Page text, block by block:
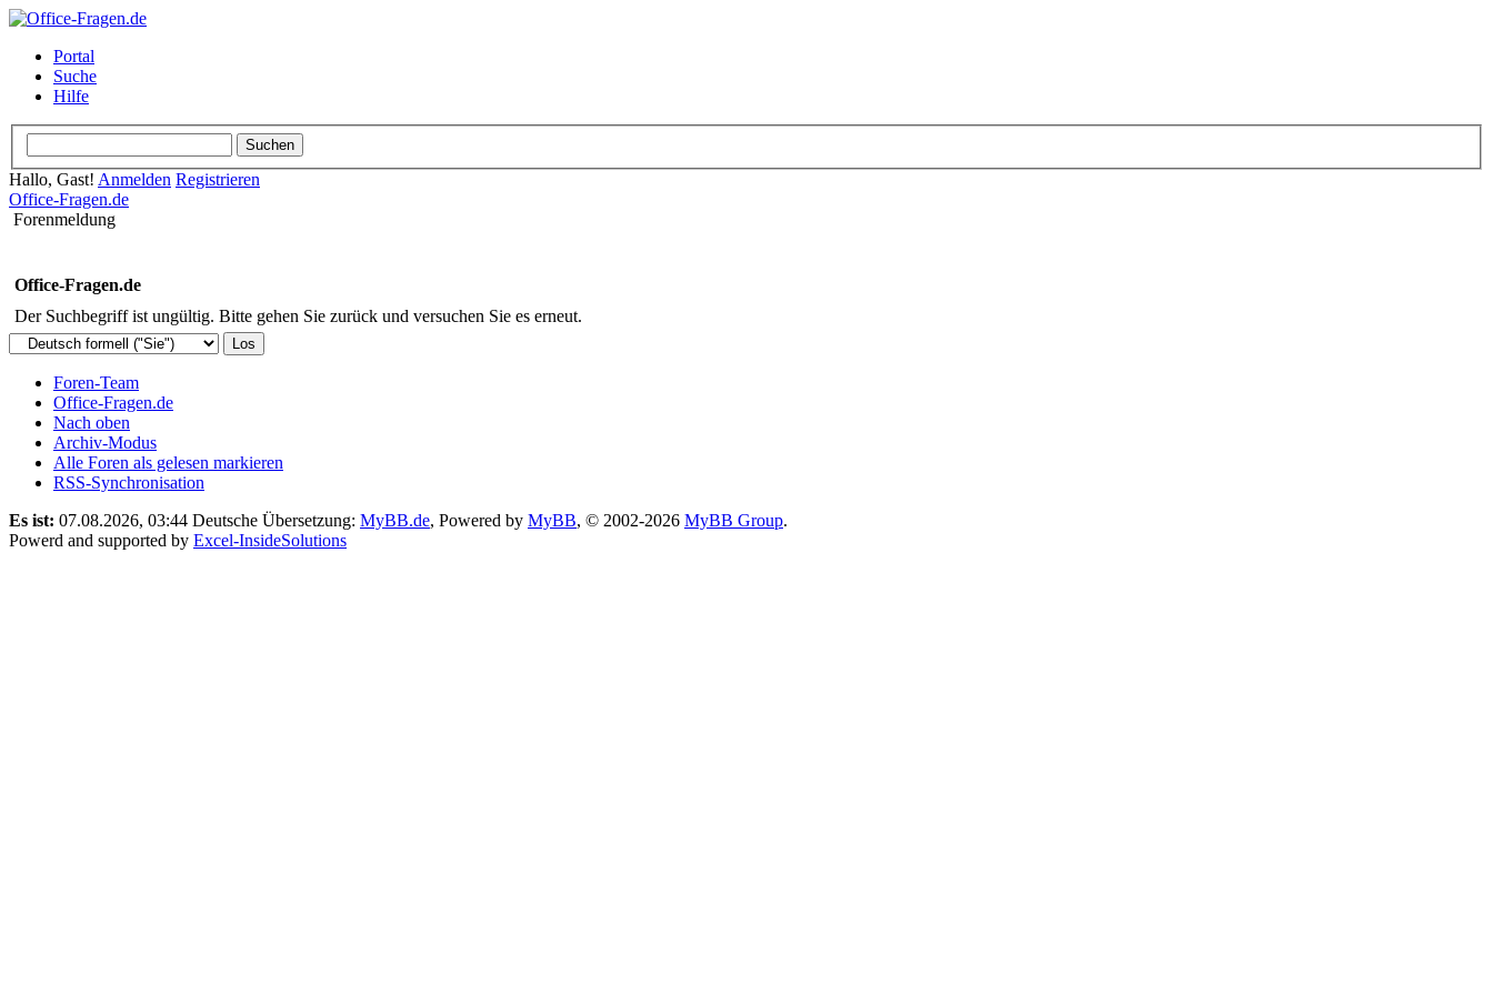
Portal
Suche
Hilfe
Hallo, Gast! Anmelden Registrieren
Office-Fragen.de
Forenmeldung
Office-Fragen.de
Der Suchbegriff ist ungültig. Bitte gehen Sie zurück und versuchen Sie es erneut.
Foren-Team
Office-Fragen.de
Nach oben
Archiv-Modus
Alle Foren als gelesen markieren
RSS-Synchronisation
Es ist: 07.08.2026, 03:44 Deutsche Übersetzung: MyBB.de, Powered by MyBB, © 2002-2026 MyBB Group.
Powerd and supported by Excel-InsideSolutions